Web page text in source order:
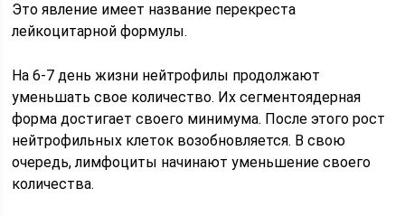
Это явление имеет название перекреста
лейкоцитарной формулы.
На 6-7 день жизни нейтрофилы продолжают
уменьшать свое количество. Их сегментоядерная
форма достигает своего минимума. После этого рост
нейтрофильных клеток возобновляется. В свою
очередь, лимфоциты начинают уменьшение своего
количества.